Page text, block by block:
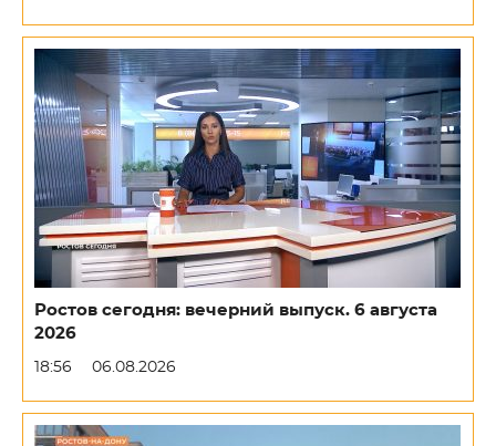
Ростов сегодня: вечерний выпуск. 6 августа
2026
18:56 06.08.2026